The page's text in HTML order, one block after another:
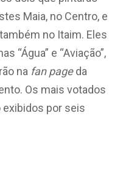
Maia, no Centro, e
no Itaim. Eles
“Água” e “Aviação”,
na fan pageda
Os mais votados
exibidos por seis